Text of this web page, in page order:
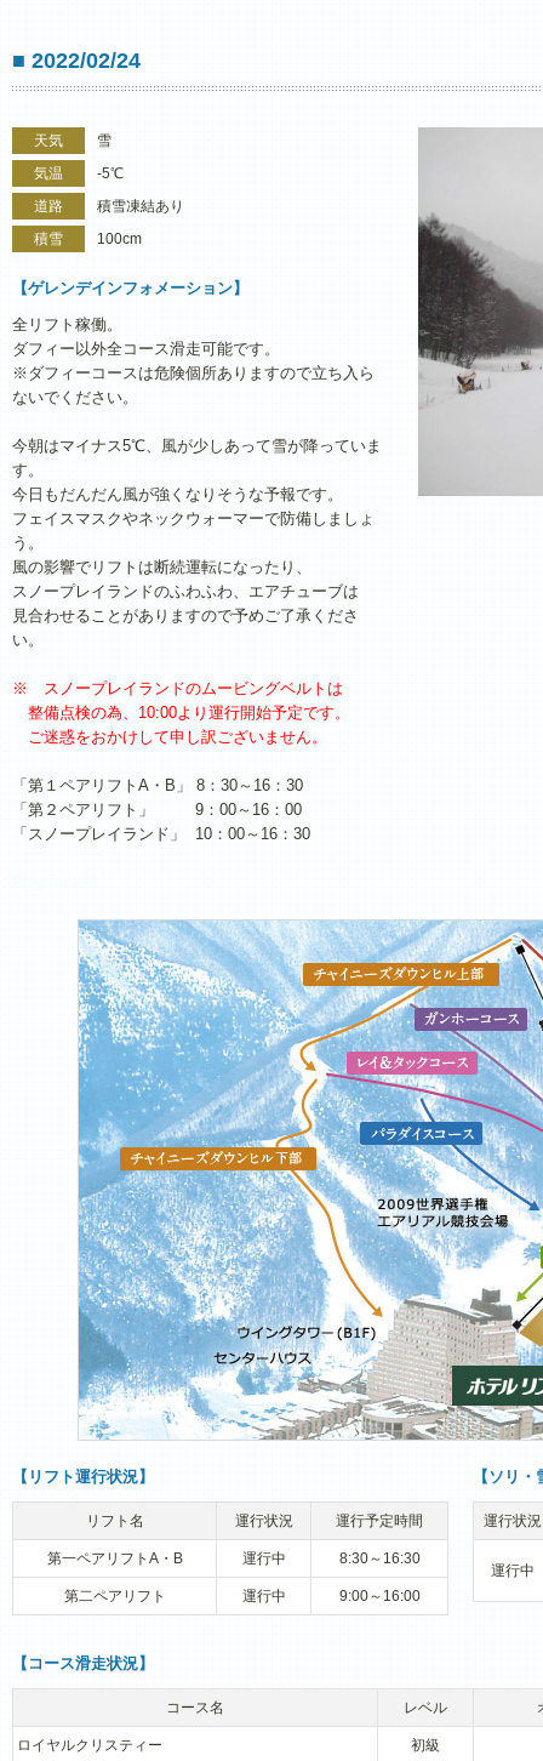
■ 2022/02/24
天気
雪
気温
-5℃
道路
積雪凍結あり
積雪
100cm
【ゲレンデインフォメーション】
全リフト稼働。
ダフィー以外全コース滑走可能です。
※ダフィーコースは危険個所ありますので立ち入ら
ないでください。
今朝はマイナス5℃、風が少しあって雪が降っていま
す。
今日もだんだん風が強くなりそうな予報です。
フェイスマスクやネックウォーマーで防備しましょ
う。
風の影響でリフトは断続運転になったり、
スノープレイランドのふわふわ、エアチューブは
見合わせることがありますので予めご了承くださ
い。
※ スノープレイランドのムービングベルトは
整備点検の為、10:00より運行開始予定です。
ご迷惑をおかけして申し訳ございません。
「第１ペアリフトA・B」 8：30～16：30
「第２ペアリフト」 9：00～16：00
「スノープレイランド」 10：00～16：30
【リフト運行状況】
リフト名 運行状況 運行予定時間
第一ペアリフトA・B 運行中 8:30～16:30
第二ペアリフト 運行中 9:00～16:00
【ソリ
運行状況
運行中
【コース滑走状況】
コース名 レベル
ロイヤルクリスティー 初級